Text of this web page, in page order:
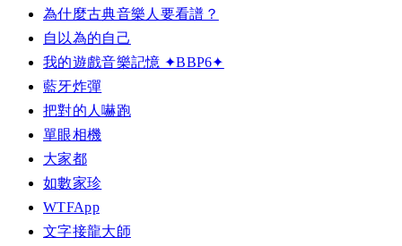
為什麼古典音樂人要看譜？
自以為的自己
我的遊戲音樂記憶 ✦BBP6✦
藍牙炸彈
把對的人嚇跑
單眼相機
大家都
如數家珍
WTFApp
文字接龍大師